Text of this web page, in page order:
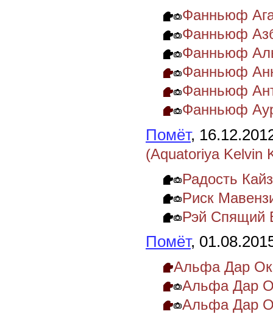
Фанньюф
Фанньюф
Фанньюф
Фанньюф
Фанньюф
Фанньюф
Помёт,
(Aquatoriya Kelvin
Радость
Риск
Рэй Спящий
Помёт,
Альфа Дар
Альфа Дар
Альфа Дар